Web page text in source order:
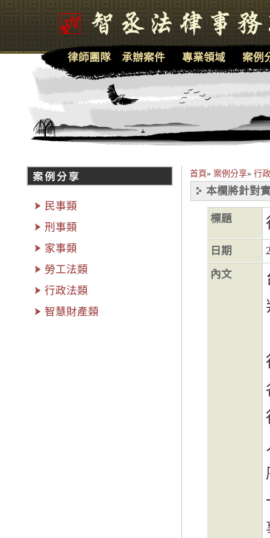
首頁» 案例分享» 行
本欄將針對
標題
日期
內文
律師團隊 承辦案件 專業領域 案例
民事類
刑事類
家事類
勞工法類
行政法類
智慧財產類